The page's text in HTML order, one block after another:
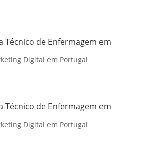
Técnico de Enfermagem em
Digital em Portugal
Técnico de Enfermagem em
Digital em Portugal